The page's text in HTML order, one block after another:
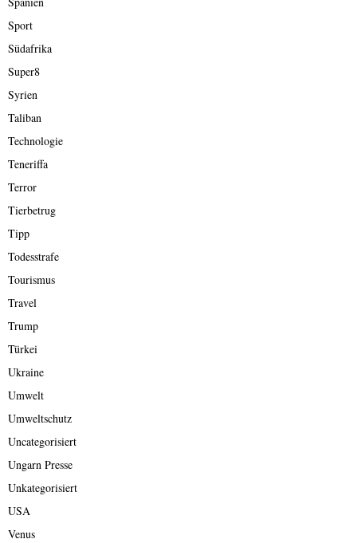
Sport
Südafrika
Super8
Syrien
Taliban
Technologie
Teneriffa
Terror
Tierbetrug
Tipp
Todesstrafe
Tourismus
Travel
Trump
Türkei
Ukraine
Umwelt
Umweltschutz
Uncategorisiert
Ungarn Presse
Unkategorisiert
USA
Venus